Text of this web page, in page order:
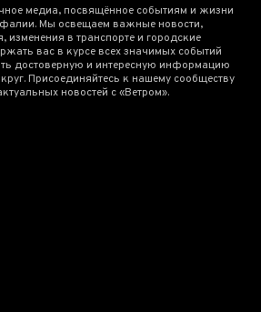
медиа, посвящённое событиям и жизни
Мы освещаем важные новости,
изменения в транспорте и городские
вас в курсе всех значимых событий
достоверную и интересную информацию
Присоединяйтесь к нашему сообществу
новостей с «Ветром».